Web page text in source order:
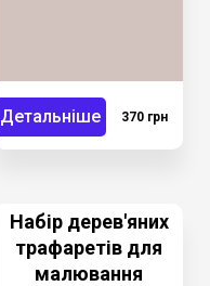
Детальніше 370 грн
Набір дерев'яних
трафаретів для
малювання